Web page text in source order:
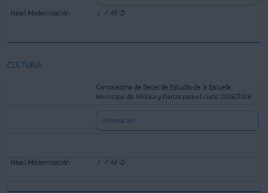
CULTURA
Convocatoria de Becas de Estudio de la Escuela
Municipal de Música y Danza para el curso 2025/2026
Información